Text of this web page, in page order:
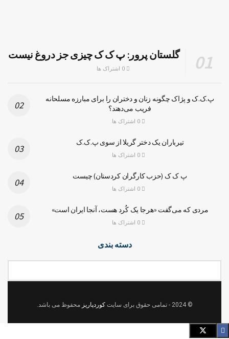
گلستان پرور: پ ک ک چیزی جز دروغ نیست
پ.ک.ک و پژاک چگونه زنان و دختران را برای مبارزه مسلحانه
فریب می‌دهند؟
تیرباران یک دختر گریلا از سوی پ.ک.ک
پ ک ک (حزب کارگران کردستان) چیست
مردی که می‌گفت «هرجا یک کُرد هست، آنجا ایران است»
دسته بندی
© 2024 - تمامی حقوق برای سایتکوردپاریز محفوظ می باشد.